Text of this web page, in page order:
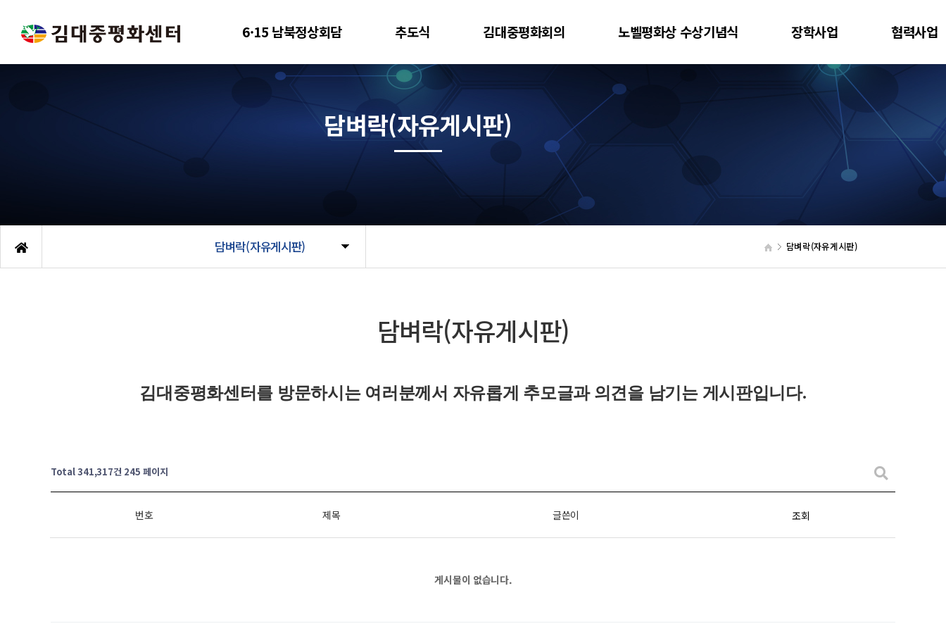
6·15 남북정상회담 추도식 김대중평화회의 노벨평화상 수상기념식 장학사업 협력사업
담벼락(자유게시판) 담벼락(자유게시판)
담벼락(자유게시판)
담벼락(자유게시판)
김대중평화센터를 방문하시는 여러분께서 자유롭게 추모글과의견을 남기는 게시판입니다.
Total 341,317건245 페이지
번호 제목 글쓴이 조회
게시물이 없습니다.